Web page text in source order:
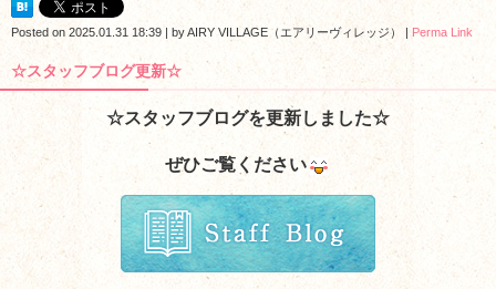
Posted on 2025.01.31 18:39 | byAIRY VILLAGE（エアリーヴィレッジ） | Perma Link
☆スタッフブログ更新☆
☆スタッフブログを更新しました☆
ぜひご覧ください